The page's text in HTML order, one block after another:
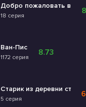
Добро пожаловать в ад,
18 серия
Ван-Пис
1172 серия
8.73
Старик из деревни
5 серия